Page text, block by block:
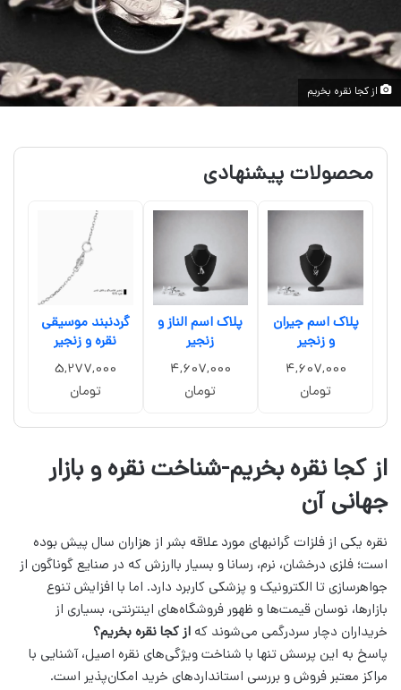
از کجا نقره بخریم
محصولات پیشنهادی
پلاک اسم جیران
و زنجیر
4,607,000
تومان
پلاک اسم الناز و
زنجیر
4,607,000
تومان
گردنبند موسیقی
نقره و زنجیر
5,277,000
تومان
از کجا نقره بخریم-شناخت نقره و بازار
جهانی آن
نقره یکی از فلزات گرانبهای مورد علاقه بشر از هزاران سال پیش بوده
است؛ فلزی درخشان، نرم، رسانا و بسیار باارزش که در صنایع گوناگون از
جواهرسازی تا الکترونیک و پزشکی کاربرد دارد. اما با افزایش تنوع
بازارها، نوسان قیمت‌ها و ظهور فروشگاه‌های اینترنتی، بسیاری از
خریداران دچار سردرگمی می‌شوند که از کجا نقره بخریم؟
پاسخ به این پرسش تنها با شناخت ویژگی‌های نقره اصیل، آشنایی با
مراکز معتبر فروش و بررسی استانداردهای خرید امکان‌پذیر است.